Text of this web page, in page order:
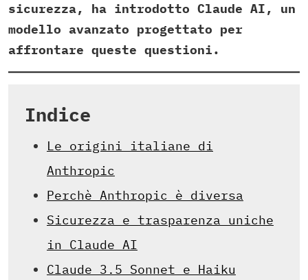
sicurezza, ha introdotto Claude AI, un
modello avanzato progettato per
affrontare queste questioni.
Indice
Le origini italiane di
Anthropic
Perchè Anthropic è diversa
Sicurezza e trasparenza uniche
in Claude AI
Claude 3.5 Sonnet e Haiku